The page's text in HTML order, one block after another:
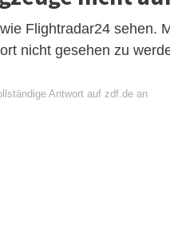
Flightradar24 sehen.
nicht gesehen zu
Antwort auf zdf.de an